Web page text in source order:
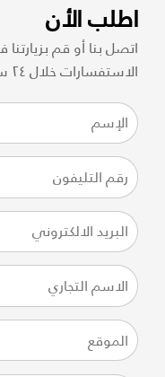
اطلب الأن
اتصل بنا أو قم
الاستفسارات خلال ٢٤ ساعة في أيام العمل